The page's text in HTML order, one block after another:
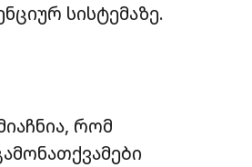
სისტემაზე.
რომ